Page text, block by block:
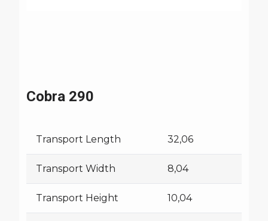
Cobra 290
Transport Length 32,06
Transport Width 8,04
Transport Height 10,04